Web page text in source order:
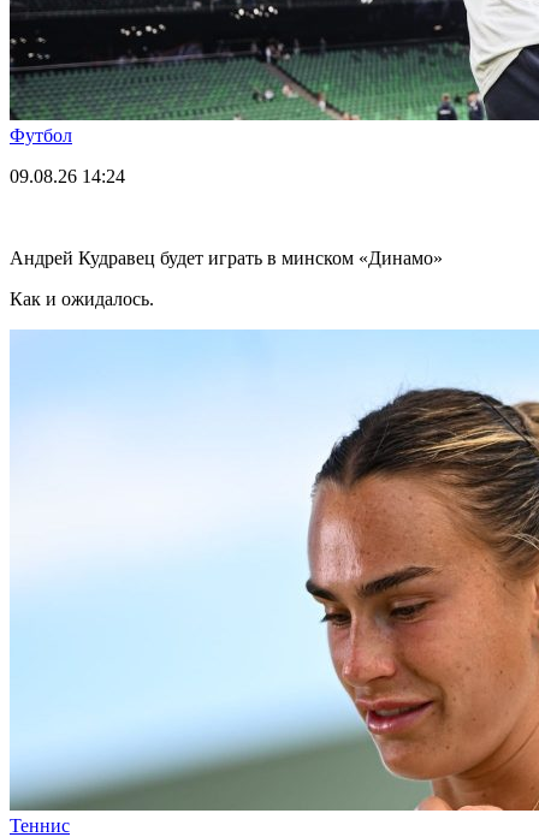
Футбол
09.08.26 14:24
Андрей Кудравец будет играть в минском «Динамо»
Как и ожидалось.
Теннис